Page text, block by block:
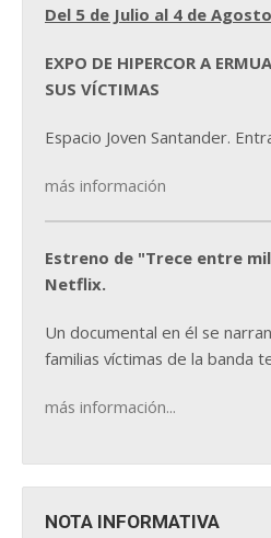
Del 5 de Julio al 4 de Agosto
EXPO DE HIPERCOR A
SUS VÍCTIMAS
Espacio Joven Santander.
más información
Estreno de "Trece entre
Netflix.
Un documental en él se
familias víctimas de la banda
más información...
NOTA INFORMATIVA